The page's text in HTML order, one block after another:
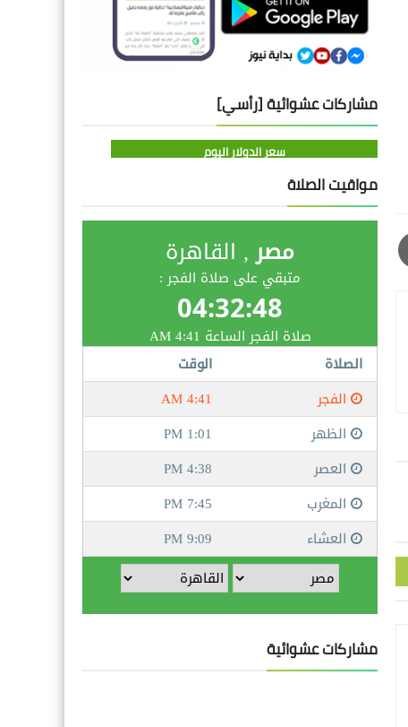
مشاركات عشوائية [رأسي]
سعر الدولار اليوم
مواقيت الصلاة
مشاركات عشوائية